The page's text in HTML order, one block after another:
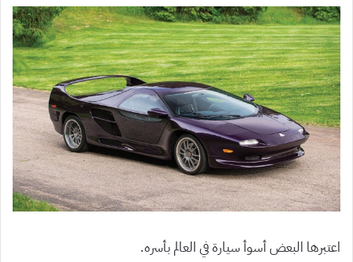
اعتبرها البعض أسوأ سيارة في العالم بأسره.